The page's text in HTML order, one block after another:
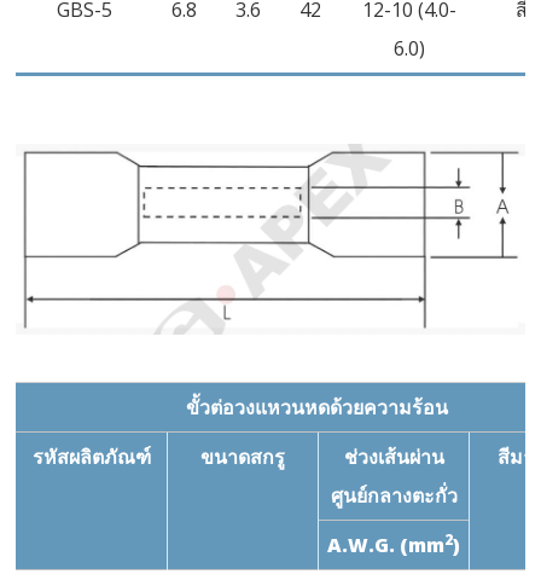
GBS-5 6.8 3.6 42
12-10 (4.0-
6.0)
สี
ขั้วต่อวงแหวนหดด้วยความร้อน
รหัสผลิตภัณฑ์
ขนาดสกรู
ช่วงเส้นผ่าน
ศูนย์กลางตะกั่ว
สีมา
A.W.G. (mm2)